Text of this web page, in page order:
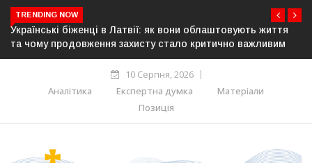
TRENDING NOW
життя
важливим
У понад 25 містах Польщі відбудуться акції
українців: виступлять проти агресії та
10 Серпня, 2026
Аналітика
Експертна думка
Матеріали
Позиція